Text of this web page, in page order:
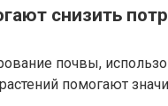
снизить
почвы,
помогают